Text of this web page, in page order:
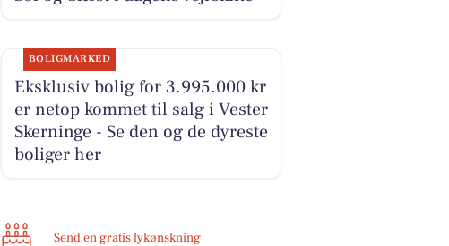
BOLIGMARKED
Eksklusiv bolig for 3.995.000 kr
er netop kommet til salg i Vester
Skerninge - Se den og de dyreste
boliger her
Send en gratis lykønskning